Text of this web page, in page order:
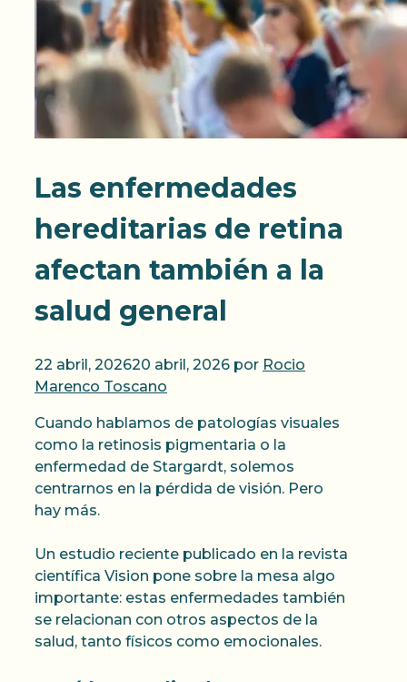
Las enfermedades
hereditarias de retina
afectan también a la
salud general
22 abril, 202620 abril, 2026 por Rocio
Marenco Toscano
Cuando hablamos de patologías visuales
como la retinosis pigmentaria o la
enfermedad de Stargardt, solemos
centrarnos en la pérdida de visión. Pero
hay más.
Un estudio reciente publicado en la revista
científica Vision pone sobre la mesa algo
importante: estas enfermedades también
se relacionan con otros aspectos de la
salud, tanto físicos como emocionales.